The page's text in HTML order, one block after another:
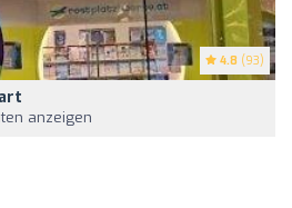
4.8 (93)
anzeigen